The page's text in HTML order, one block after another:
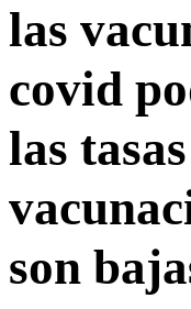
las
covid
las
son